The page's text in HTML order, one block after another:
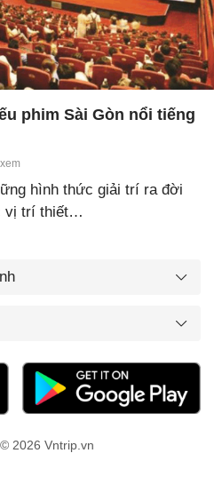
phim Sài Gòn nổi tiếng
hình thức giải trí ra đời
vị trí thiết…
2026 Vntrip.vn